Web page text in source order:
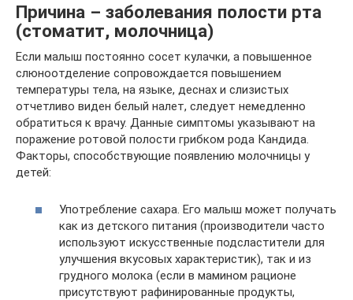
Причина – заболевания полости рта
(стоматит, молочница)
Если малыш постоянно сосет кулачки, а повышенное
слюноотделение сопровождается повышением
температуры тела, на языке, деснах и слизистых
отчетливо виден белый налет, следует немедленно
обратиться к врачу. Данные симптомы указывают на
поражение ротовой полости грибком рода Кандида.
Факторы, способствующие появлению молочницы у
детей:
Употребление сахара. Его малыш может получать
как из детского питания (производители часто
используют искусственные подсластители для
улучшения вкусовых характеристик), так и из
грудного молока (если в мамином рационе
присутствуют рафинированные продукты,